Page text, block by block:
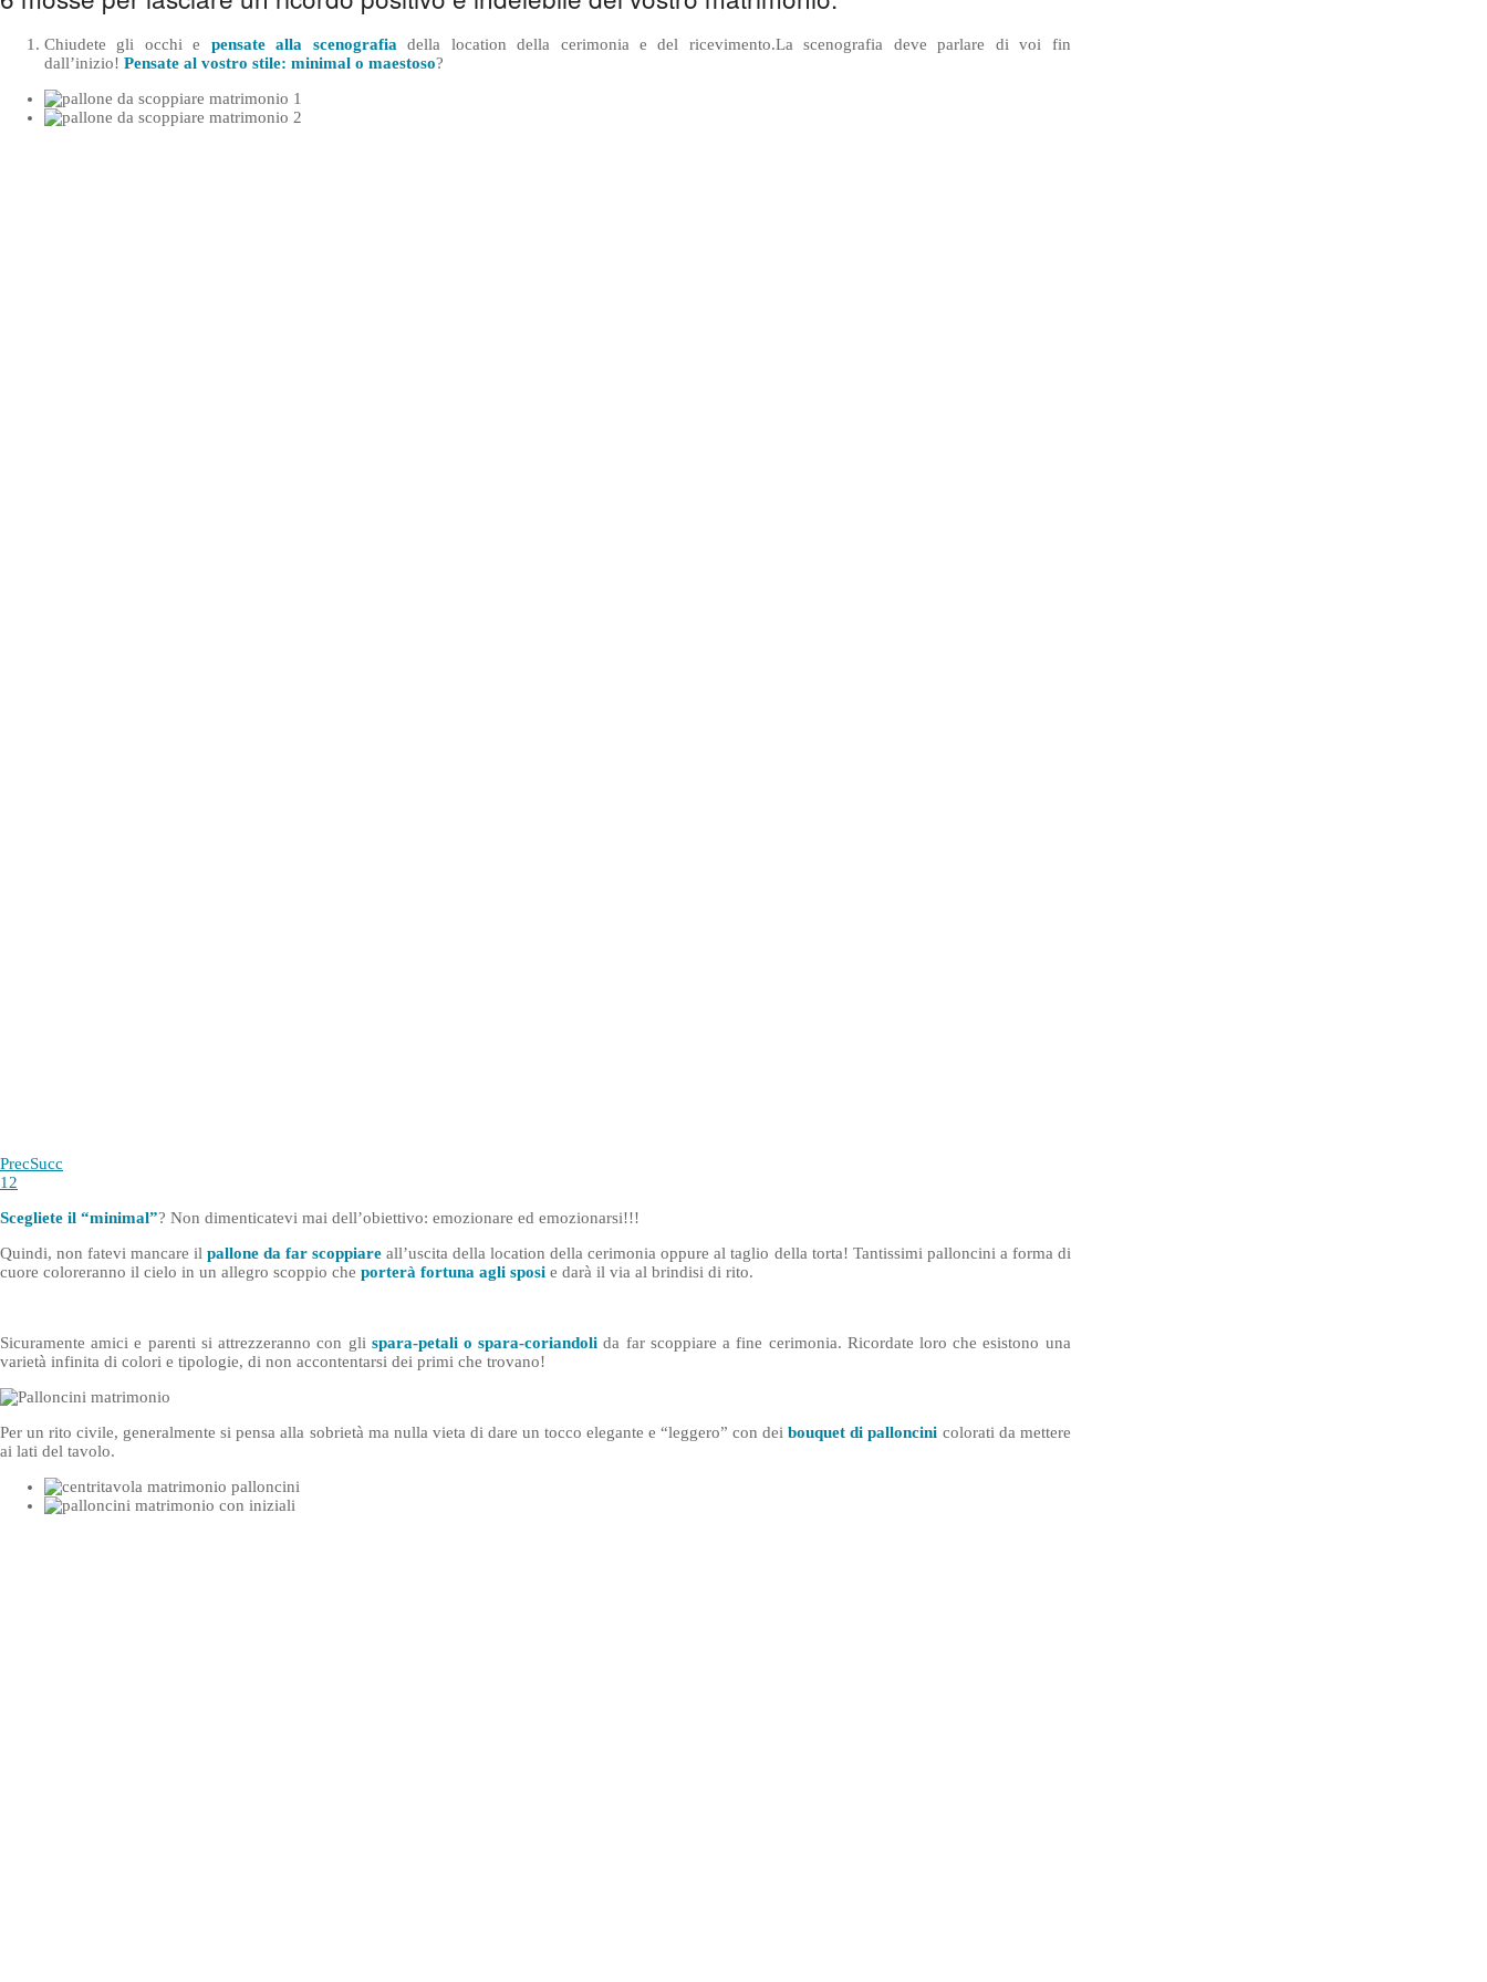
Chiudete gli occhi e pensate alla scenografiadella location della cerimonia e del ricevimento.La scenografia deve parlare di voi fin
dall’inizio! Pensate al vostro stile: minimal o maestoso?
PrecSucc
1 2
Scegliete il “minimal”? Non dimenticatevi mai dell’obiettivo: emozionare ed emozionarsi!!!
Quindi, non fatevi mancare ilpallone da far scoppiare all’uscita della location della cerimonia oppure al taglio della torta! Tantissimi palloncini a forma di
cuore coloreranno il cielo in un allegro scoppio che porterà fortuna agli sposi e darà il via al brindisi di rito.
Sicuramente amici e parenti si attrezzeranno con gli spara-petali o spara-coriandoli da far scoppiare a fine cerimonia. Ricordate loro che esistono una
varietà infinita di colori e tipologie, di non accontentarsi dei primi che trovano!
Per un rito civile, generalmente si pensa alla sobrietà ma nulla vieta di dare un tocco elegante e “leggero” con deibouquet di palloncini colorati da mettere
ai lati del tavolo.